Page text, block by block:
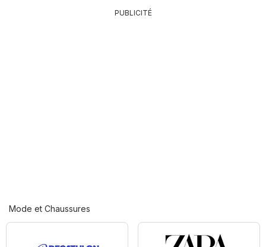
PUBLICITÉ
Mode et Chaussures